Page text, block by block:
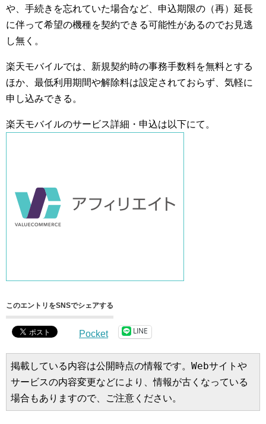
や、手続きを忘れていた場合など、申込期限の（再）延長
に伴って希望の機種を契約できる可能性があるのでお見逃
し無く。
楽天モバイルでは、新規契約時の事務手数料を無料とする
ほか、最低利用期間や解除料は設定されておらず、気軽に
申し込みできる。
楽天モバイルのサービス詳細・申込は以下にて。
このエントリをSNSでシェアする
Pocket LINE
掲載している内容は公開時点の情報です。Webサイトや
サービスの内容変更などにより、情報が古くなっている
場合もありますので、ご注意ください。